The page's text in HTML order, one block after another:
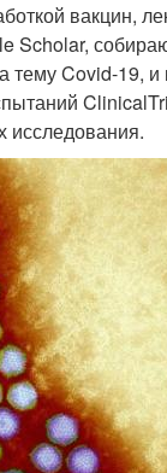
вакцин,
Scholar,
тему Covid-19,
исследования.